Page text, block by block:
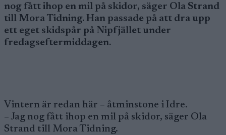
nog fått ihop en mil på skidor, säger Ola Strand
till Mora Tidning. Han passade på att dra upp
ett eget skidspår på Nipfjället under
fredagseftermiddagen.
Vintern är redan här – åtminstone i Idre.
– Jag nog fått ihop en mil på skidor, säger Ola
Strand till Mora Tidning.